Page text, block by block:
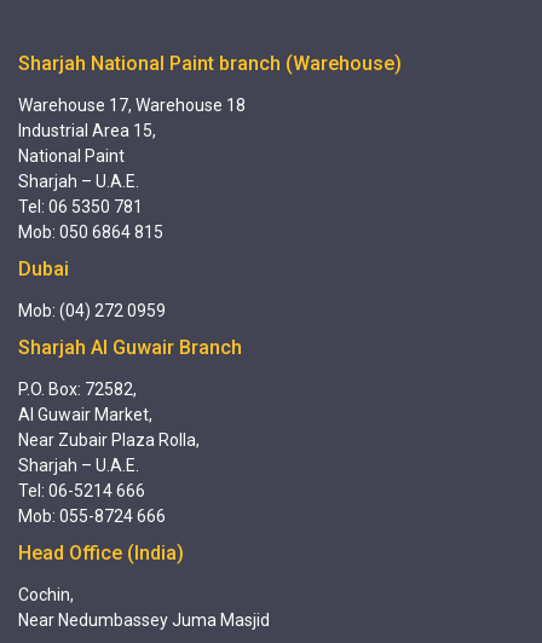
Sharjah National Paint branch (Warehouse)
Warehouse 17, Warehouse 18
Industrial Area 15,
National Paint
Sharjah – U.A.E.
Tel: 06 5350 781
Mob: 050 6864 815
Dubai
Mob: (04) 272 0959
Sharjah Al Guwair Branch
P.O. Box: 72582,
Al Guwair Market,
Near Zubair Plaza Rolla,
Sharjah – U.A.E.
Tel: 06-5214 666
Mob: 055-8724 666
Head Office (India)
Cochin,
Near Nedumbassey Juma Masjid